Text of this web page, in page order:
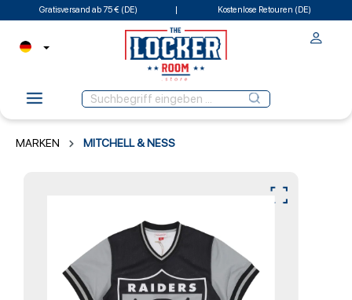
Gratisversand ab 75 € (DE) Kostenlose Retouren (DE)
MARKEN MITCHELL & NESS